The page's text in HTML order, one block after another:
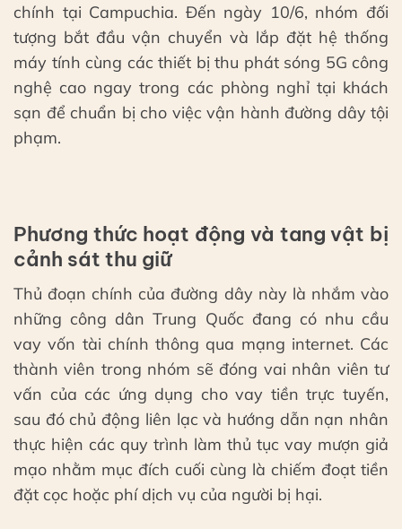
chính tại Campuchia. Đến ngày 10/6, nhóm đối
tượng bắt đầu vận chuyển và lắp đặt hệ thống
máy tính cùng các thiết bị thu phát sóng 5G công
nghệ cao ngay trong các phòng nghỉ tại khách
sạn để chuẩn bị cho việc vận hành đường dây tội
phạm.
Phương thức hoạt động và tang vật bị
cảnh sát thu giữ
Thủ đoạn chính của đường dây này là nhắm vào
những công dân Trung Quốc đang có nhu cầu
vay vốn tài chính thông qua mạng internet. Các
thành viên trong nhóm sẽ đóng vai nhân viên tư
vấn của các ứng dụng cho vay tiền trực tuyến,
sau đó chủ động liên lạc và hướng dẫn nạn nhân
thực hiện các quy trình làm thủ tục vay mượn giả
mạo nhằm mục đích cuối cùng là chiếm đoạt tiền
đặt cọc hoặc phí dịch vụ của người bị hại.